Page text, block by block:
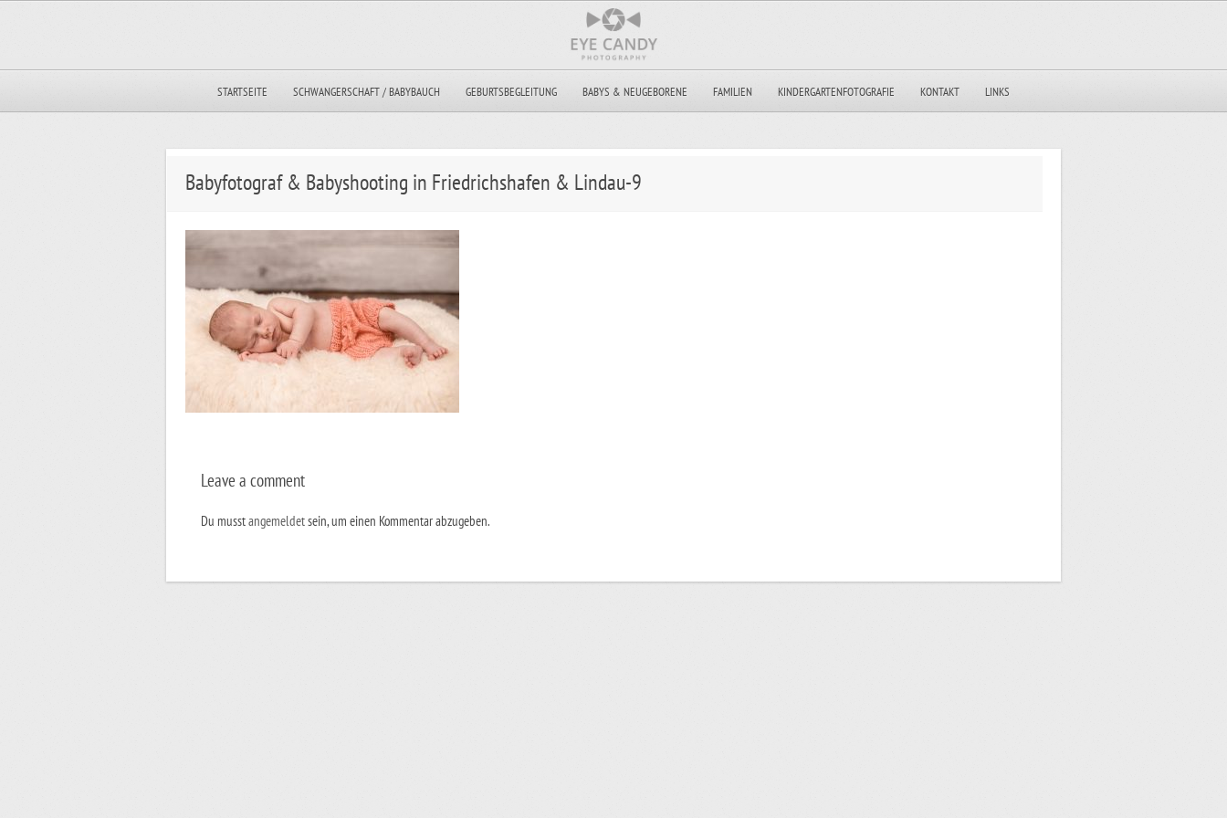
STARTSEITE SCHWANGERSCHAFT / BABYBAUCH GEBURTSBEGLEITUNG BABYS & NEUGEBORENE FAMILIEN KINDERGARTENFOTOGRAFIE KONTAKT LINKS
Babyfotograf & Babyshooting in Friedrichshafen & Lindau-9
Leave a comment
Du musstangemeldetsein, um einen Kommentar abzugeben.